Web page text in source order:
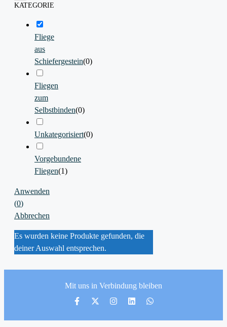
KATEGORIE
Fliege
aus
Schiefergestein(0)
Fliegen
zum
Selbstbinden(0)
Unkategorisiert(0)
Vorgebundene
Fliegen(1)
Anwenden
(0)
Abbrechen
Es wurden keine Produkte gefunden, die
deiner Auswahl entsprechen.
Mit uns in Verbindung bleiben